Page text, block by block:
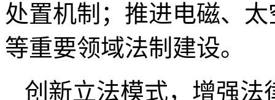
处置机制；推进电磁、
等重要领域法制建设。
创新立法模式，增强法